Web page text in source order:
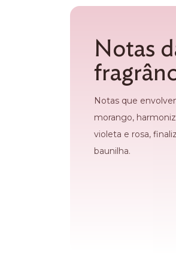
Notas
Notas que
morango,
violeta e rosa,
baunilha.